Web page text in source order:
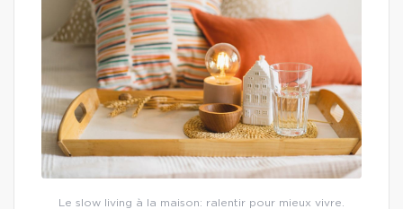
Le slow living à la maison: ralentir pour mieux vivre.